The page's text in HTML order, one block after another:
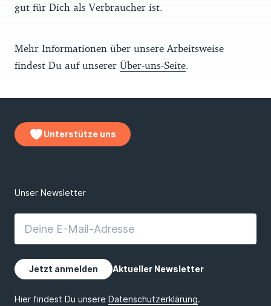
gut für Dich als Verbraucher ist.
Mehr Informationen über unsere Arbeitsweise
findest Du auf unserer Über-uns-Seite
Unterstütze uns